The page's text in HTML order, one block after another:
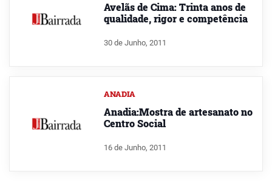
Avelãs de Cima: Trinta anos de
qualidade, rigor e competência
30 de Junho, 2011
ANADIA
Anadia:Mostra de artesanato no
Centro Social
16 de Junho, 2011